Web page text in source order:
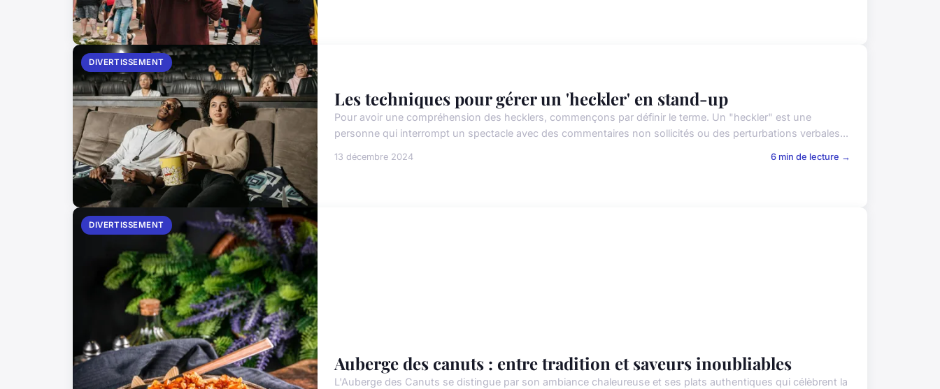
DIVERTISSEMENT
Les techniques pour gérer un 'heckler' en stand-up
Pour avoir une compréhension des hecklers, commençons par définir le terme. Un "heckler" est une
personne qui interrompt un spectacle avec des commentaires non sollicités ou des perturbations verbales...
13 décembre 2024 6 min de lecture →
DIVERTISSEMENT
Auberge des canuts : entre tradition et saveurs inoubliables
L'Auberge des Canuts se distingue par son ambiance chaleureuse et ses plats authentiques qui célèbrent la